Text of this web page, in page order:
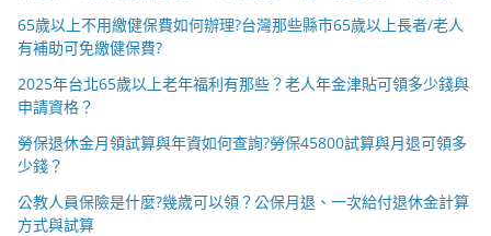
65歲以上不用繳健保費如何辦理?台灣那些縣市65歲以上長者/老人
有補助可免繳健保費?
2025年台北65歲以上老年福利有那些？老人年金津貼可領多少錢與
申請資格？
勞保退休金月領試算與年資如何查詢?勞保45800試算與月退可領多
少錢？
公教人員保險是什麼?幾歲可以領？公保月退、一次給付退休金計算
方式與試算